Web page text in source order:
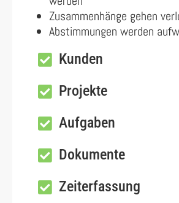
Zusammenhänge gehen
Abstimmungen werden
Kunden
Projekte
Aufgaben
Dokumente
Zeiterfassung